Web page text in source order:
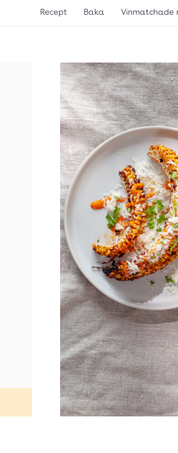
Recept Baka Vinmatchade